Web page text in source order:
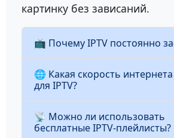
картинку без зависаний.
📺 Почему IPTV постоянно
🌐 Какая скорость
для IPTV?
📡 Можно ли использовать
бесплатные IPTV-плейлисты?